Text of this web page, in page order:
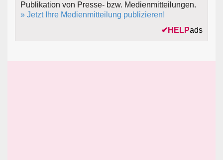
Publikation von Presse- bzw. Medienmitteilungen.
» Jetzt Ihre Medienmitteilung publizieren!
✔ HELPads